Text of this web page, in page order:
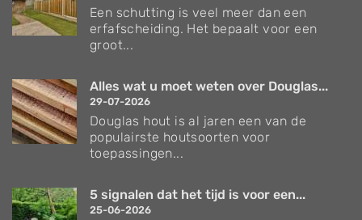
Een schutting is veel meer dan een
erfafscheiding. Het bepaalt voor een
groot...
Alles wat u moet weten over Douglas...
29-07-2026
Douglas hout is al jaren een van de
populairste houtsoorten voor
toepassingen...
5 signalen dat het tijd is voor een...
25-06-2026